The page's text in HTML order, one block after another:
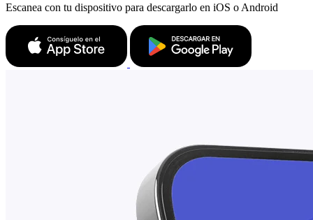
Escanea con tu dispositivo para descargarlo en iOS o Android